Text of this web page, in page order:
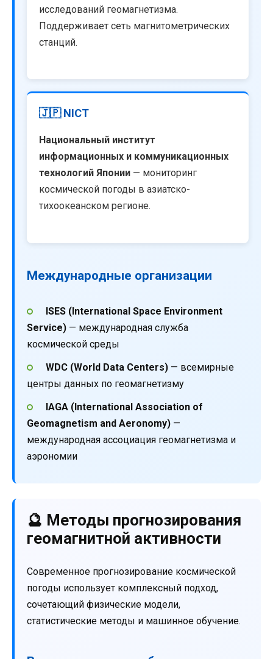
исследований геомагнетизма.
Поддерживает сеть магнитометрических
станций.
🇯🇵 NICT
Национальный институт
информационных и коммуникационных
технологий Японии — мониторинг
космической погоды в азиатско-
тихоокеанском регионе.
Международные организации
ISES (International Space Environment
Service) — международная служба
космической среды
WDC (World Data Centers)— всемирные
центры данных по геомагнетизму
IAGA (International Association of
Geomagnetism and Aeronomy) —
международная ассоциация геомагнетизма и
аэрономии
🔮 Методы прогнозирования
геомагнитной активности
Современное прогнозирование космической
погоды использует комплексный подход,
сочетающий физические модели,
статистические методы и машинное обучение.